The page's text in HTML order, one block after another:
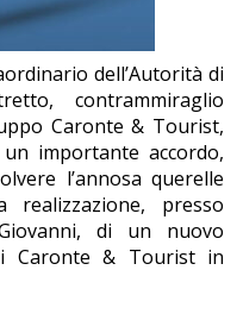
dell’Autorità di
contrammiraglio
Caronte & Tourist,
importante accordo,
l’annosa querelle
presso
di un nuovo
Caronte & Tourist in